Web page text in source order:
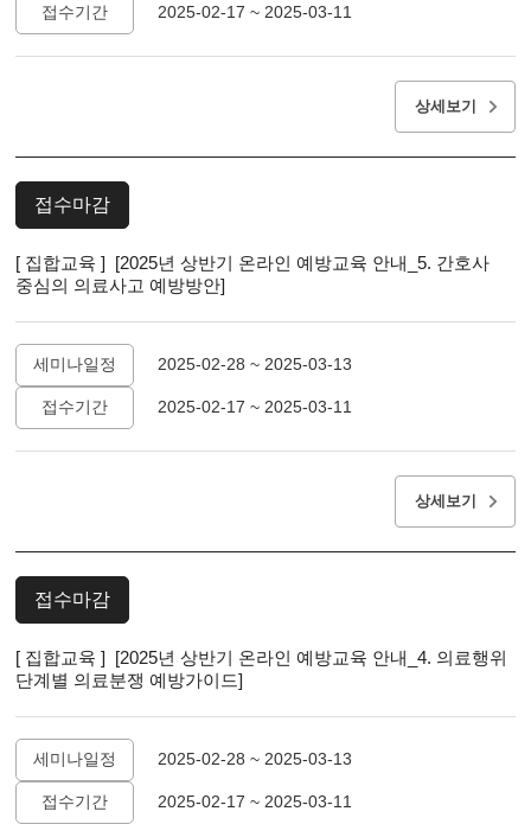
접수기간 2025-02-17 ~ 2025-03-11
상세보기
접수마감
[ 집합교육 ] [2025년 상반기 온라인 예방교육 안내_5. 간호사
중심의 의료사고 예방방안]
세미나일정 2025-02-28 ~ 2025-03-13
접수기간 2025-02-17 ~ 2025-03-11
상세보기
접수마감
[ 집합교육 ] [2025년 상반기 온라인 예방교육 안내_4. 의료행위
단계별 의료분쟁 예방가이드]
세미나일정 2025-02-28 ~ 2025-03-13
접수기간 2025-02-17 ~ 2025-03-11